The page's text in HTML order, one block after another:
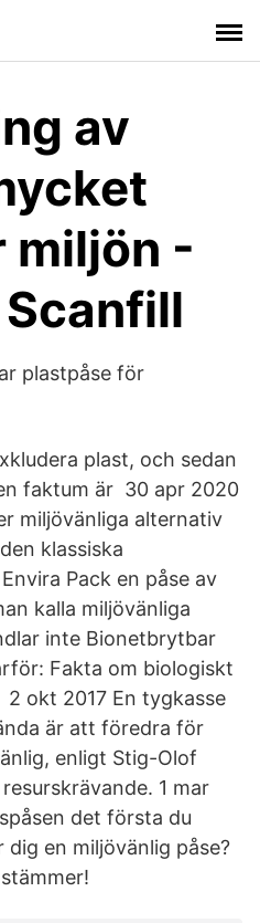
av
miljön -
plastpåse för
plast, och sedan
faktum är 30 apr 2020
miljövänliga alternativ
klassiska
Pack en påse av
kalla miljövänliga
inte Bionetbrytbar
Fakta om biologiskt
okt 2017 En tygkasse
är att föredra för
enligt Stig-Olof
1 mar
det första du
en miljövänlig påse?